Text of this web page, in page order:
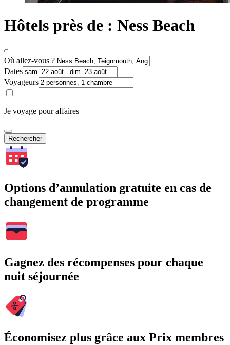
Hôtels près de : Ness Beach
Où allez-vous ?
Dates
Voyageurs
Je voyage pour affaires
Rechercher
Options d’annulation gratuite en cas de
changement de programme
Gagnez des récompenses pour chaque
nuit séjournée
Économisez plus grâce aux Prix membres